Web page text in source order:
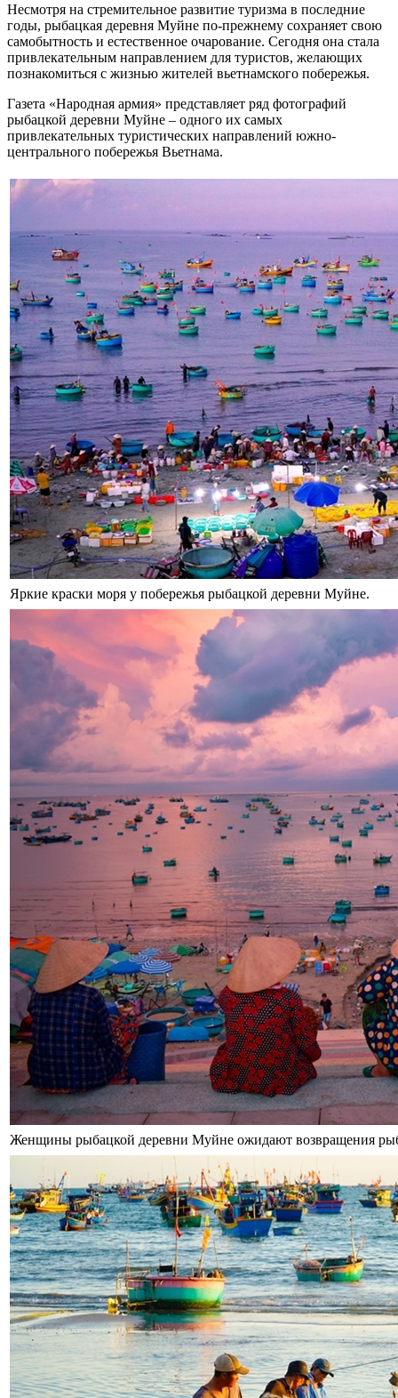
Несмотря на стремительное развитие туризма в последние
годы, рыбацкая деревня Муйне по-прежнему сохраняет свою
самобытность и естественное очарование. Сегодня она стала
привлекательным направлением для туристов, желающих
познакомиться с жизнью жителей вьетнамского побережья.
Газета «Народная армия» представляет ряд фотографий
рыбацкой деревни Муйне – одного их самых
привлекательных туристических направлений южно-
центрального побережья Вьетнама.
Яркие краски моря у побережья рыбацкой деревни Муйне.
Женщины рыбацкой деревни Муйне ожидают возвращения